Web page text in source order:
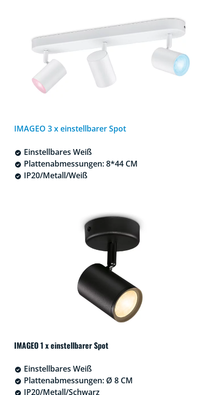
IMAGEO 3 x einstellbarer Spot
Einstellbares Weiß
Plattenabmessungen: 8*44 CM
IP20/Metall/Weiß
IMAGEO 1 x einstellbarer Spot
Einstellbares Weiß
Plattenabmessungen: Ø 8 CM
IP20/Metall/Schwarz